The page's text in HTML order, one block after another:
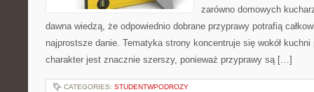
zarówno domowych
dawna wiedzą, że odpowiednio dobrane przyprawy potrafią
najprostsze danie. Tematyka strony koncentruje się wokół kuchni
charakter jest znacznie szerszy, ponieważ przyprawy są […]
CATEGORIES: STUDENTWPODROZY